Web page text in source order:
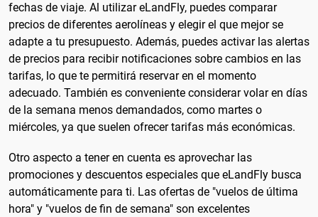
fechas de viaje. Al utilizar eLandFly, puedes comparar
precios de diferentes aerolíneas y elegir el que mejor se
adapte a tu presupuesto. Además, puedes activar las alertas
de precios para recibir notificaciones sobre cambios en las
tarifas, lo que te permitirá reservar en el momento
adecuado. También es conveniente considerar volar en días
de la semana menos demandados, como martes o
miércoles, ya que suelen ofrecer tarifas más económicas.
Otro aspecto a tener en cuenta es aprovechar las
promociones y descuentos especiales que eLandFly busca
automáticamente para ti. Las ofertas de "vuelos de última
hora" y "vuelos de fin de semana" son excelentes